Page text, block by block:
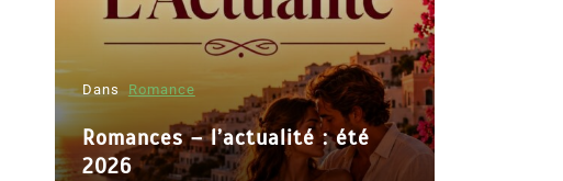
Dans Romance
Romances – l’actualité : été
2026